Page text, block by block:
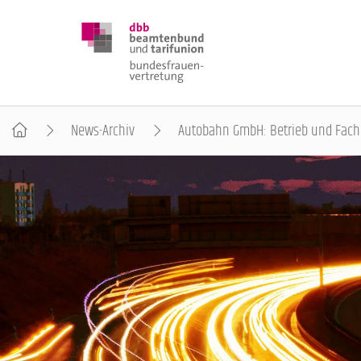
DBB FRAUEN
BUNDESTAGSWAHL 2025
POSITIONEN
SCHWERPUNKTTHEMEN
News-Archiv Autobahn GmbH: Betrieb und